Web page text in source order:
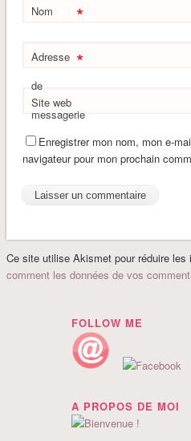
Nom *
Adresse
de
messagerie
*
Site web
Enregistrer mon nom, mon e-
navigateur pour mon prochain
Ce site utilise Akismet pour réduire les
comment les données de vos
FOLLOW ME
A PROPOS DE MOI